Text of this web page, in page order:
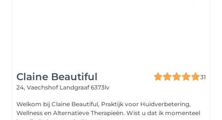
Claine Beautiful
31
24, Vaechshof Landgraaf 6373lv
Welkom bij Claine Beautiful, Praktijk voor Huidverbetering,
Wellness en Alternatieve Therapieën. Wist u dat ik momenteel